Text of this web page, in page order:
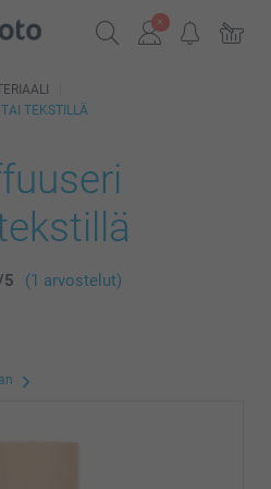
TEKSTILLÄ
5 (1 arvostelut)